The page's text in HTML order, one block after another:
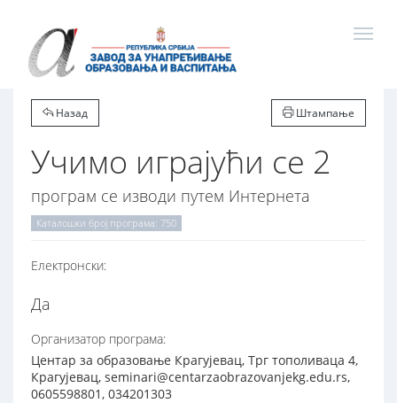
Назад Штампање
Учимо играјући се 2
програм се изводи путем Интернета
Каталошки број програма: 750
Електронски:
Да
Организатор програма:
Центар за образовање Крагујевац, Трг тополиваца 4,
Крагујевац, seminari@centarzaobrazovanjekg.edu.rs,
0605598801, 034201303